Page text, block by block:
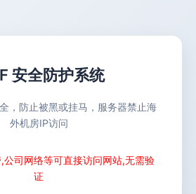
安全防护系统
，防止被黑或挂马，服务器禁止海
外机房IP访问
公司网络等可直接访问网站,无需验
证